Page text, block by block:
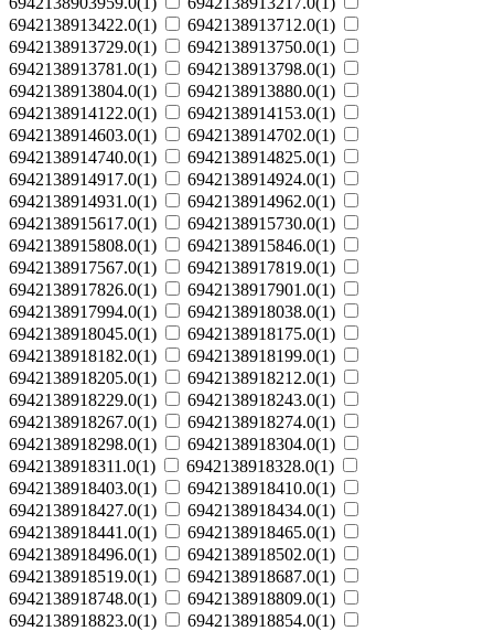
6942138913422.0(1)
6942138913712.0(1)
6942138913729.0(1)
6942138913750.0(1)
6942138913781.0(1)
6942138913798.0(1)
6942138913804.0(1)
6942138913880.0(1)
6942138914122.0(1)
6942138914153.0(1)
6942138914603.0(1)
6942138914702.0(1)
6942138914740.0(1)
6942138914825.0(1)
6942138914917.0(1)
6942138914924.0(1)
6942138914931.0(1)
6942138914962.0(1)
6942138915617.0(1)
6942138915730.0(1)
6942138915808.0(1)
6942138915846.0(1)
6942138917567.0(1)
6942138917819.0(1)
6942138917826.0(1)
6942138917901.0(1)
6942138917994.0(1)
6942138918038.0(1)
6942138918045.0(1)
6942138918175.0(1)
6942138918182.0(1)
6942138918199.0(1)
6942138918205.0(1)
6942138918212.0(1)
6942138918229.0(1)
6942138918243.0(1)
6942138918267.0(1)
6942138918274.0(1)
6942138918298.0(1)
6942138918304.0(1)
6942138918311.0(1)
6942138918328.0(1)
6942138918403.0(1)
6942138918410.0(1)
6942138918427.0(1)
6942138918434.0(1)
6942138918441.0(1)
6942138918465.0(1)
6942138918496.0(1)
6942138918502.0(1)
6942138918519.0(1)
6942138918687.0(1)
6942138918748.0(1)
6942138918809.0(1)
6942138918823.0(1)
6942138918854.0(1)